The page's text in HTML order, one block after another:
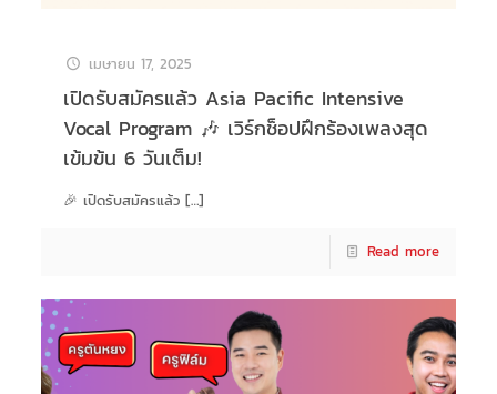
เมษายน 17, 2025
เปิดรับสมัครแล้ว Asia Pacific Intensive
Vocal Program 🎶 เวิร์กช็อปฝึกร้องเพลงสุด
เข้มข้น 6 วันเต็ม!
🎉 เปิดรับสมัครแล้ว[…]
Read more